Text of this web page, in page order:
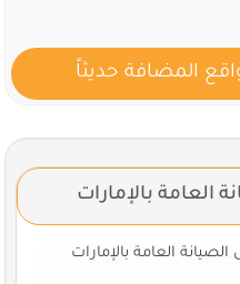
المضافة حديثاً
العامة بالإمارات
العامة بالإمارات